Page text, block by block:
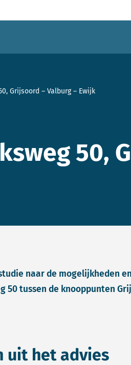
Grijsoord – Valburg – Ewijk
50,
naar de mogelijkheden
50 tussen de knooppunten
uit het advies